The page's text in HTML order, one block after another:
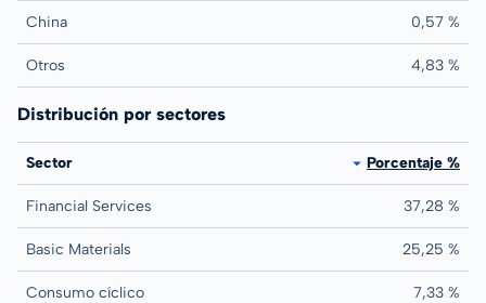
China 0,57 %
Otros 4,83 %
Distribución por sectores
Sector Porcentaje %
Financial Services 37,28 %
Basic Materials 25,25 %
Consumo cíclico 7,33 %